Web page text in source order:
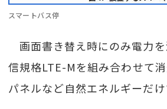
スマートバス停
画面書き替え時にのみ電力
信規格LTE-Mを組み合わせて
パネルなど自然エネルギーだ